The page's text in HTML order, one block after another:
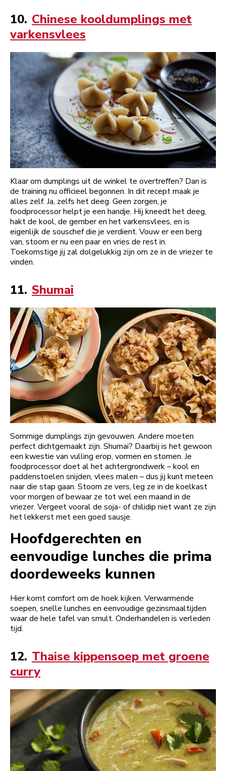
10. Chinese kooldumplings met
varkensvlees
Klaar om dumplings uit de winkel te overtreffen? Dan is
de training nu officieel begonnen. In dit recept maak je
alles zelf. Ja, zelfs het deeg. Geen zorgen, je
foodprocessor helpt je een handje. Hij kneedt het deeg,
hakt de kool, de gember en het varkensvlees, en is
eigenlijk de souschef die je verdient. Vouw er een berg
van, stoom er nu een paar en vries de rest in.
Toekomstige jij zal dolgelukkig zijn om ze in de vriezer te
vinden.
11. Shumai
Sommige dumplings zijn gevouwen. Andere moeten
perfect dichtgemaakt zijn. Shumai? Daarbij is het gewoon
een kwestie van vulling erop, vormen en stomen. Je
foodprocessor doet al het achtergrondwerk – kool en
paddenstoelen snijden, vlees malen – dus jij kunt meteen
naar die stap gaan. Stoom ze vers, leg ze in de koelkast
voor morgen of bewaar ze tot wel een maand in de
vriezer. Vergeet vooral de soja- of chilidip niet want ze zijn
het lekkerst met een goed sausje.
Hoofdgerechten en
eenvoudige lunches die prima
doordeweeks kunnen
Hier komt comfort om de hoek kijken. Verwarmende
soepen, snelle lunches en eenvoudige gezinsmaaltijden
waar de hele tafel van smult. Onderhandelen is verleden
tijd.
12. Thaise kippensoep met groene
curry